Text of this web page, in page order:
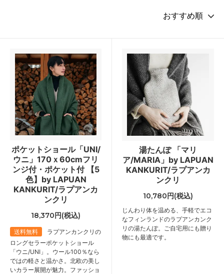
ポケットショール「UNI/
ウニ」170ｘ60cmフリ
ンジ付・ポケット付 【5
色】by LAPUAN
KANKURIT/ラプアンカ
ンクリ
18,370円(税込)
送料無料
ラプアンカンクリの
ロングセラーポケットショール
「ウニ/UNI」。ウール100％なら
ではの軽さと温かさ。北欧の美し
いカラー展開が魅力。ファッショ
湯たんぽ 「マリ
ア/MARIA」by LAPUAN
KANKURIT/ラプアンカ
ンクリ
10,780円(税込)
じんわり体を温める、手軽でエコ
なフィンランドのラプアンカンク
リの湯たんぽ。ご自宅用にも贈り
物にも最適です。